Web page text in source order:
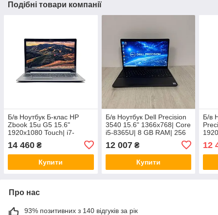
Подібні товари компанії
Б/в Ноутбук Б-клас HP
Zbook 15u G5 15.6"
1920x1080 Touch| i7-
8650U| 16GB RAM| 256GB
SSD| Radeon Pro WX 3100
2GB
14 460 ₴
Купити
Б/в Ноутбук Dell Precision
3540 15.6" 1366x768| Core
i5-8365U| 8 GB RAM| 256
GB SSD| Radeon Pro WX
2100 2GB
12 007₴
Купити
Б/в
12
Про нас
93% позитивних з 140 відгуків за рік